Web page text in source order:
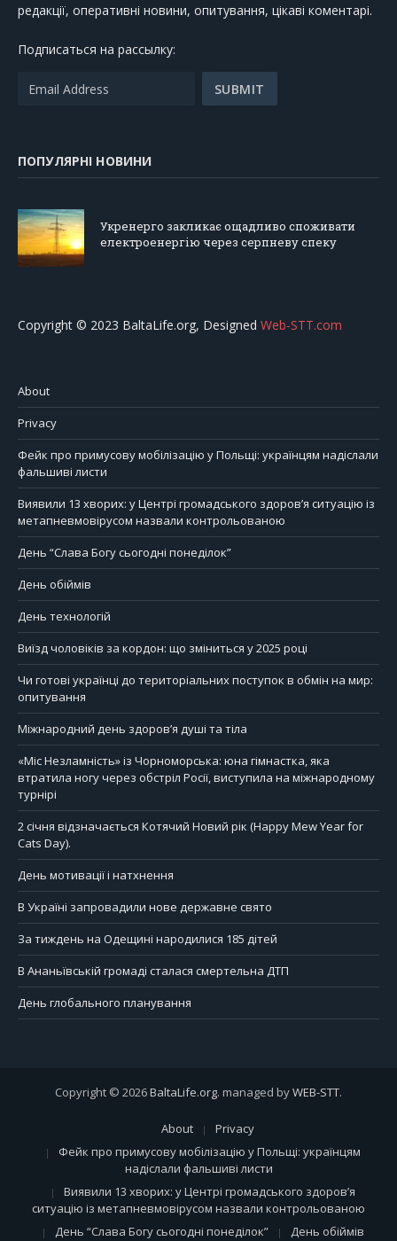
редакції, оперативні новини, опитування, цікаві коментарі.
Подписаться на рассылку:
ПОПУЛЯРНІ НОВИНИ
Укренерго закликає ощадливо споживати
електроенергію через серпневу спеку
Copyright © 2023 BaltaLife.org, Designed Web-STT.com
About
Privacy
Фейк про примусову мобілізацію у Польщі: українцям надіслали
фальшиві листи
Виявили 13 хворих: у Центрі громадського здоров’я ситуацію із
метапневмовірусом назвали контрольованою
День “Слава Богу сьогодні понеділок”
День обіймів
День технологій
Виїзд чоловіків за кордон: що зміниться у 2025 році
Чи готові українці до територіальних поступок в обмін на мир:
опитування
Міжнародний день здоров’я душі та тіла
«Міс Незламність» із Чорноморська: юна гімнастка, яка
втратила ногу через обстріл Росії, виступила на міжнародному
турнірі
2 січня відзначається Котячий Новий рік (Happy Mew Year for
Cats Day).
День мотивації і натхнення
В Україні запровадили нове державне свято
За тиждень на Одещині народилися 185 дітей
В Ананьївській громаді сталася смертельна ДТП
День глобального планування
Copyright © 2026BaltaLife.org. managed byWEB-STT.
About
Privacy
Фейк про примусову мобілізацію у Польщі: українцям
надіслали фальшиві листи
Виявили 13 хворих: у Центрі громадського здоров’я
ситуацію із метапневмовірусом назвали контрольованою
День “Слава Богу сьогодні понеділок”
День обіймів